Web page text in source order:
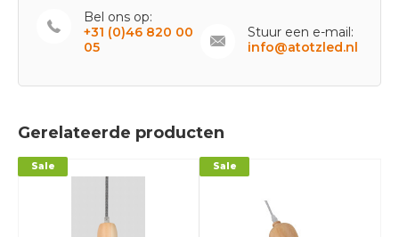
Bel ons op:
+31 (0)46 820 00
05
Stuur een e-mail:
info@atotzled.nl
Gerelateerde producten
Sale Sale